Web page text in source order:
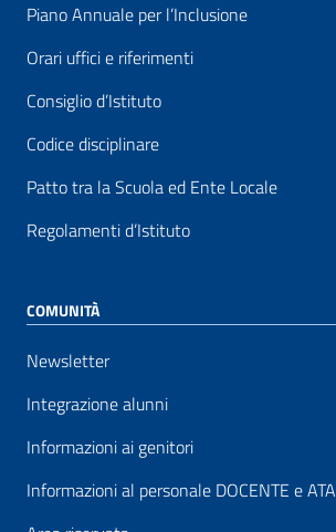
Piano Annuale per l’Inclusione
Orari uffici e riferimenti
Consiglio d’Istituto
Codice disciplinare
Patto tra la Scuola ed Ente Locale
Regolamenti d’Istituto
COMUNITÀ
Newsletter
Integrazione alunni
Informazioni ai genitori
Informazioni al personale DOCENTE e ATA